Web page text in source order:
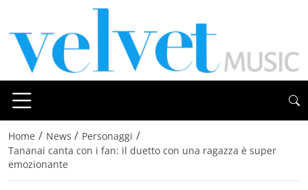
Home / News / Personaggi /
Tananai canta con i fan: il duetto con una ragazza è super
emozionante